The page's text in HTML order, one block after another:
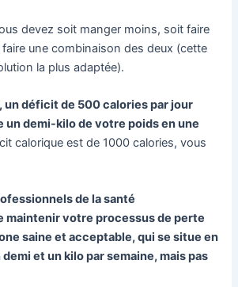
devez soit manger moins, soit faire
faire une combinaison des deux (cette
la plus adaptée).
un déficit de 500 calories par jour
un demi-kilo de votre poids en une
calorique est de 1000 calories, vous
de la santé
maintenir votre processus de perte
saine et acceptable, qui se situe en
et un kilo par semaine, mais pas